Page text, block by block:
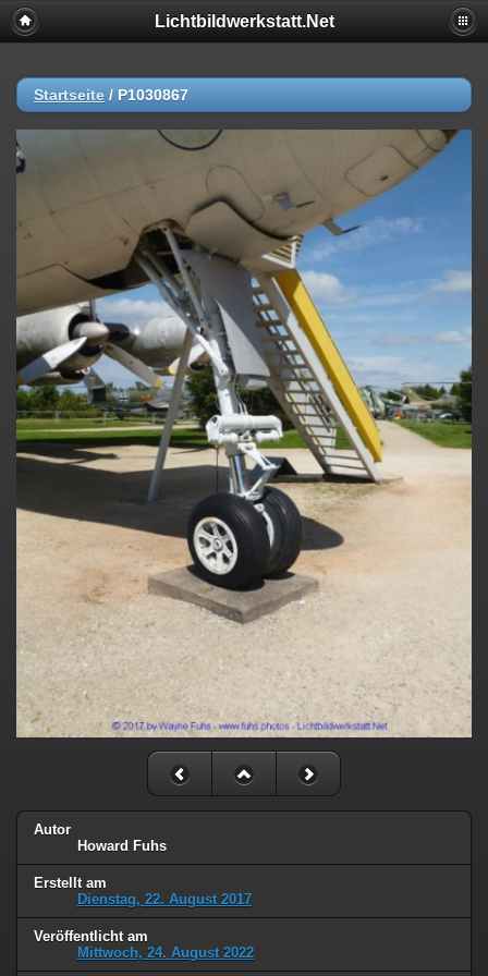
Lichtbildwerkstatt.Net
Startseite / P1030867
Autor
Howard Fuhs
Erstellt am
Dienstag, 22. August 2017
Veröffentlicht am
Mittwoch, 24. August 2022